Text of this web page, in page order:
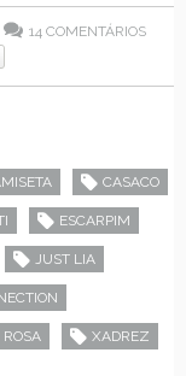
14 COMENTÁRIOS
CASACO
ESCARPIM
JUST LIA
ROSA XADREZ